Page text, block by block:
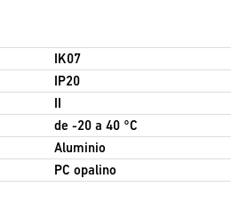
IK07
IP20
II
de -20 a 40 °C
Aluminio
PC opalino